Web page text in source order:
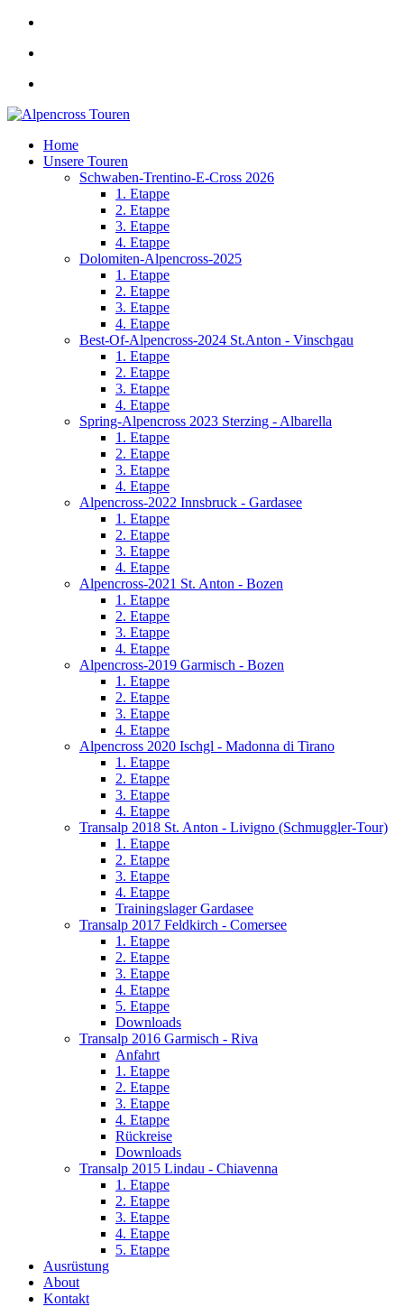
Home
Unsere Touren
Schwaben-Trentino-E-Cross 2026
1. Etappe
2. Etappe
3. Etappe
4. Etappe
Dolomiten-Alpencross-2025
1. Etappe
2. Etappe
3. Etappe
4. Etappe
Best-Of-Alpencross-2024 St.Anton - Vinschgau
1. Etappe
2. Etappe
3. Etappe
4. Etappe
Spring-Alpencross 2023 Sterzing - Albarella
1. Etappe
2. Etappe
3. Etappe
4. Etappe
Alpencross-2022 Innsbruck - Gardasee
1. Etappe
2. Etappe
3. Etappe
4. Etappe
Alpencross-2021 St. Anton - Bozen
1. Etappe
2. Etappe
3. Etappe
4. Etappe
Alpencross-2019 Garmisch - Bozen
1. Etappe
2. Etappe
3. Etappe
4. Etappe
Alpencross 2020 Ischgl - Madonna di Tirano
1. Etappe
2. Etappe
3. Etappe
4. Etappe
Transalp 2018 St. Anton - Livigno (Schmuggler-Tour)
1. Etappe
2. Etappe
3. Etappe
4. Etappe
Trainingslager Gardasee
Transalp 2017 Feldkirch - Comersee
1. Etappe
2. Etappe
3. Etappe
4. Etappe
5. Etappe
Downloads
Transalp 2016 Garmisch - Riva
Anfahrt
1. Etappe
2. Etappe
3. Etappe
4. Etappe
Rückreise
Downloads
Transalp 2015 Lindau - Chiavenna
1. Etappe
2. Etappe
3. Etappe
4. Etappe
5. Etappe
Ausrüstung
About
Kontakt